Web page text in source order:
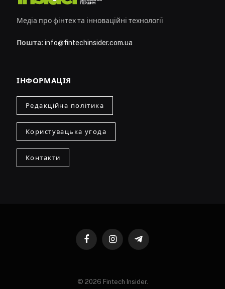
Медіа про фінтех та інноваційні технології
Пошта: info@fintechinsider.com.ua
ІНФОРМАЦІЯ
Редакційна політика
Користувацька угода
Контакти
FacebookInstagramTelegram
© 2026 Fintech Insider.